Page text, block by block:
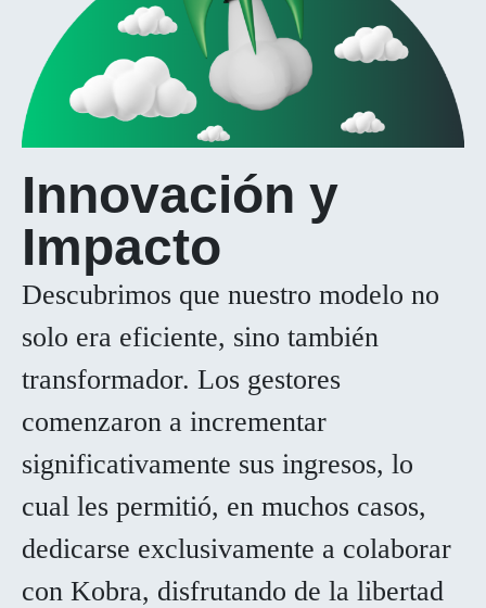
Innovación y
Impacto
Descubrimos que nuestro modelo no
solo era eficiente, sino también
transformador. Los gestores
comenzaron a incrementar
significativamente sus ingresos, lo
cual les permitió, en muchos casos,
dedicarse exclusivamente a colaborar
con Kobra, disfrutando de la libertad